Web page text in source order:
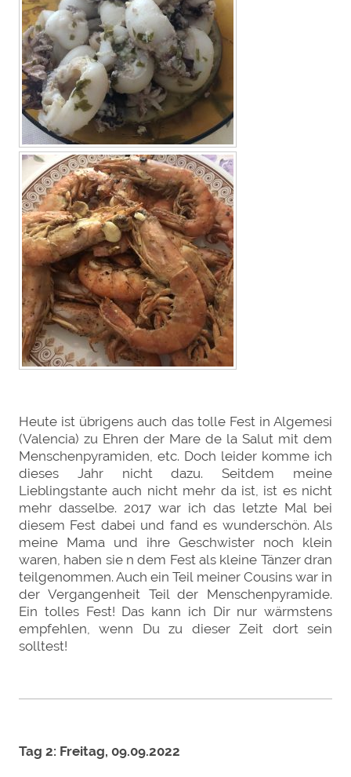
Heute ist übrigens auch das tolle Fest in Algemesi
(Valencia) zu Ehren der Mare de la Salut mit dem
Menschenpyramiden, etc. Doch leider komme ich
dieses Jahr nicht dazu. Seitdem meine
Lieblingstante auch nicht mehr da ist, ist es nicht
mehr dasselbe. 2017 war ich das letzte Mal bei
diesem Fest dabei und fand es wunderschön. Als
meine Mama und ihre Geschwister noch klein
waren, haben sie n dem Fest als kleine Tänzer dran
teilgenommen. Auch ein Teil meiner Cousins war in
der Vergangenheit Teil der Menschenpyramide.
Ein tolles Fest! Das kann ich Dir nur wärmstens
empfehlen, wenn Du zu dieser Zeit dort sein
solltest!
Tag 2: Freitag, 09.09.2022